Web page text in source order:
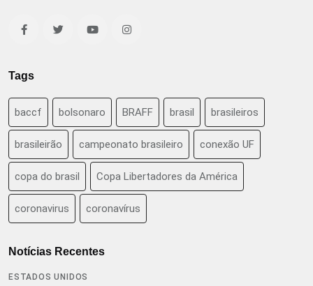
Tags
baccf bolsonaro BRAFF brasil brasileiros
brasileirão campeonato brasileiro conexão UF
copa do brasil Copa Libertadores da América
coronavirus coronavírus
Notícias Recentes
ESTADOS UNIDOS